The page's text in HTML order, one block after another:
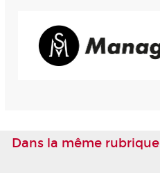
Dans la même rubrique